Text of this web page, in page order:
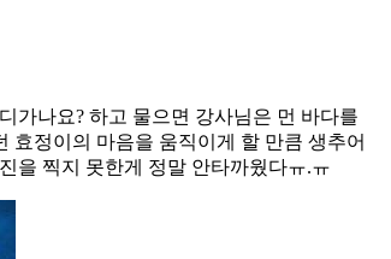
가나요? 하고 물으면 강사님은 먼 바다를
효정이의 마음을 움직이게 할 만큼 생추어
을 찍지 못한게 정말 안타까웠다ㅠ.ㅠ